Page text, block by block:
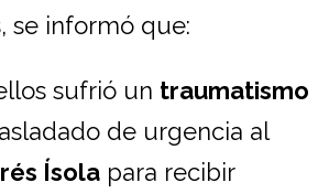
se informó que:
sufrió un traumatismo
de urgencia al
Ísolapara recibir